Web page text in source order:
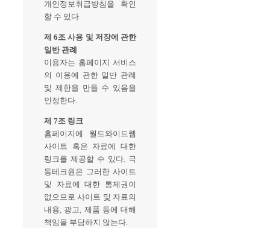
개인정보취급방침을 확인
할 수 있다.
제 6조 사용 및 저장에 관한
일반 관례
이용자는 홈페이지 서비스
의 이용에 관한 일반 관례
및 제한을 만들 수 있음을
인정한다.
제 7조 링크
홈페이지에 월드와이드웹
사이트 혹은 자료에 대한
링크를 제공할 수 있다. 극
동테크원은 그러한 사이트
및 자료에 대한 통제권이
없으므로 사이트 및 자료의
내용, 광고, 제품 등에 대해
책임을 부담하지 않는다.